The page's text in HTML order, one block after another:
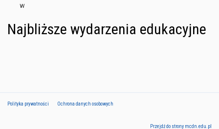
w
Najbliższe wydarzenia edukacyjne
Polityka prywatności Ochrona danych osobowych
Przejdź do strony mcdn.edu.pl